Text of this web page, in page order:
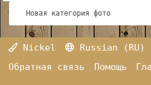
Новая категория фото
Nickel
Russian (RU)
Обратная связь
Помощь